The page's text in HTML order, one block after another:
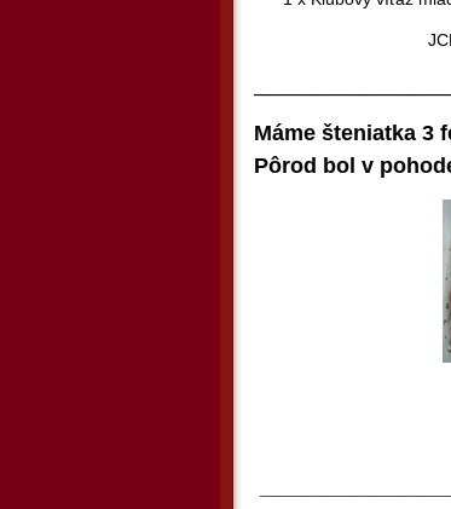
JCH Bulharsko,
Máme šteniatka 3
Pôrod bol v
Po